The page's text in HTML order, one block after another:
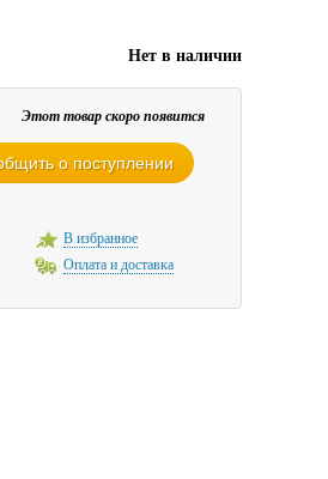
Нет в наличии
Этот товар скоро появится
о поступлении
В избранное
Оплата и доставка